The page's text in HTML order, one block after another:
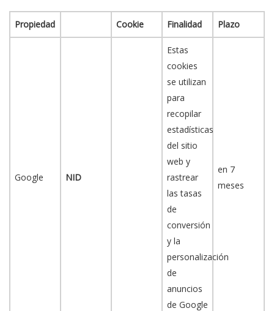
Propiedad Cookie Finalidad Plazo
Google NID
Estas
cookies
se utilizan
para
recopilar
estadísticas
del sitio
web y
rastrear
las tasas
de
conversión
y la
personalización
de
anuncios
de Google
en 7
meses